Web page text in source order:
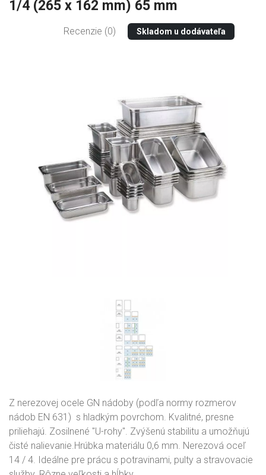
1/4 (265 x 162 mm) 65 mm
Recenzie (0) Skladom u dodávateľa
Z nerezovej ocele GN nádoby (podľa normy rozmerov
nádob EN 631) s hladkým povrchom. Kvalitné, presne
priliehajú. Zosilnené "U-rohy". Zvýšenú stabilitu a umožňujú
čisté nalievanie.Hrúbka materiálu 0,6 mm. Nerezová oceľ
14 / 4. Ideálne pre prácu s potravinami, pulty a stravovacie